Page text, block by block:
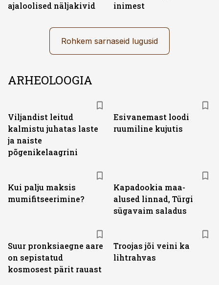
ajaloolised näljakivid
inimest
Rohkem sarnaseid lugusid
ARHEOLOOGIA
Viljandist leitud
kalmistu juhatas laste
ja naiste
põgenikelaagrini
Esivanemast loodi
ruumiline kujutis
Kui palju maksis
mumifitseerimine?
Kapadookia maa-
alused linnad, Türgi
sügavaim saladus
Suur pronksiaegne aare
on sepistatud
kosmosest pärit rauast
Troojas jõi veini ka
lihtrahvas